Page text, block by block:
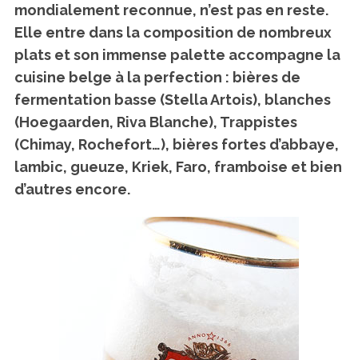
mondialement reconnue, n’est pas en reste.
Elle entre dans la composition de nombreux
plats et son immense palette accompagne la
cuisine belge à la perfection : bières de
fermentation basse (Stella Artois), blanches
(Hoegaarden, Riva Blanche), Trappistes
(Chimay, Rochefort…), bières fortes d’abbaye,
lambic, gueuze, Kriek, Faro, framboise et bien
d’autres encore.